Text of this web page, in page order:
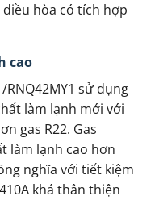
hòa có tích hợp
cao
RNQ42MY1 sử dụng
làm lạnh mới với
gas R22. Gas
làm lạnh cao hơn
nghĩa với tiết kiệm
khá thân thiện